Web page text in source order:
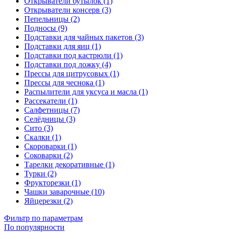
Открыватели консерв (3)
Пепельницы (2)
Подносы (9)
Подставки для чайных пакетов (3)
Подставки для яиц (1)
Подставки под кастрюли (1)
Подставки под ложку (4)
Прессы для цитрусовых (1)
Прессы для чеснока (1)
Распылители для уксуса и масла (1)
Рассекатели (1)
Салфетницы (7)
Селёдницы (3)
Сито (3)
Скалки (1)
Скороварки (1)
Соковарки (2)
Тарелки декоративные (1)
Турки (2)
Фрукторезки (1)
Чашки заварочные (10)
Яйцерезки (2)
Фильтр по параметрам
По популярности